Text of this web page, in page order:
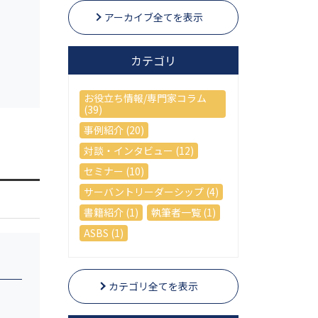
アーカイブ全てを表示
カテゴリ
お役立ち情報/専門家コラム
(39)
事例紹介 (20)
対談・インタビュー (12)
セミナー (10)
サーバントリーダーシップ (4)
書籍紹介 (1)
執筆者一覧 (1)
ASBS (1)
カテゴリ全てを表示